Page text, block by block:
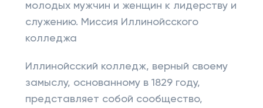
молодых мужчин и женщин к лидерству и
служению. Миссия Иллинойсского
колледжа
Иллинойсский колледж, верный своему
замыслу, основанному в 1829 году,
представляет собой сообщество,